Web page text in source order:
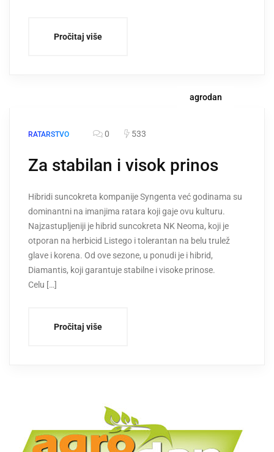
Pročitaj više
agrodan
RATARSTVO 0 533
Za stabilan i visok prinos
Hibridi suncokreta kompanije Syngenta već godinama su
dominantni na imanjima ratara koji gaje ovu kulturu.
Najzastupljeniji je hibrid suncokreta NK Neoma, koji je
otporan na herbicid Listego i tolerantan na belu trulež
glave i korena. Od ove sezone, u ponudi je i hibrid,
Diamantis, koji garantuje stabilne i visoke prinose.
Celu […]
Pročitaj više